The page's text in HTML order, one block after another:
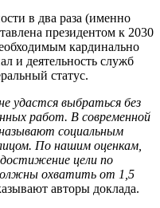
в два раза (именно
президентом к 2030
кардинально
и деятельность служб
статус.
удастся выбраться без
работ. В современной
социальным
По нашим оценкам,
цели по
охватить от 1,5
авторы доклада.